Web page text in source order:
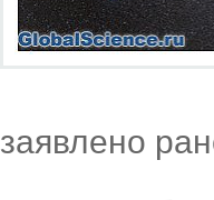
заявлено